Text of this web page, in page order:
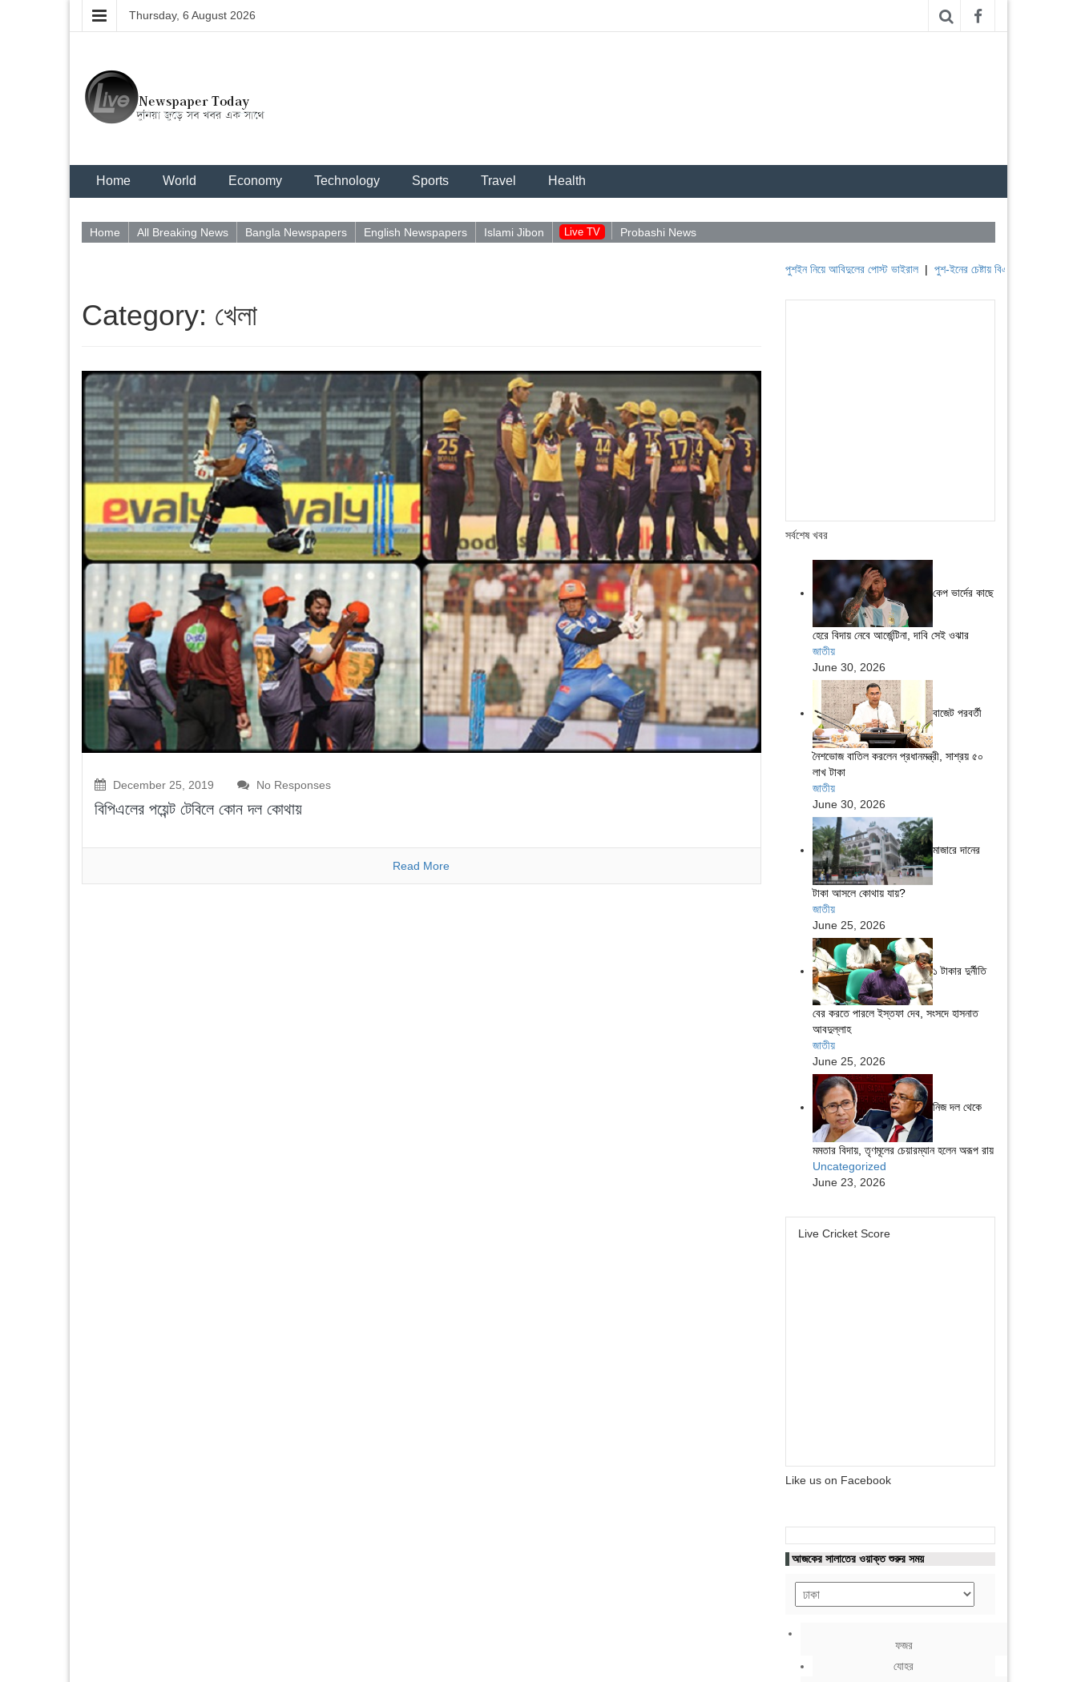
Thursday, 6 August 2026
Home World Economy Technology Sports Travel Health
Home All Breaking News Bangla Newspapers English Newspapers Islami Jibon Live TV Probashi News
পুশইন নিয়ে আবিদুলের পোস্ট ভাইরাল| পুশ-ইনের চেষ্টায় বিএসএফ, পণ্ড করছে বিজিবি
Category: খেলা
December 25, 2019 No Responses
বিপিএলের পয়েন্ট টেবিলে কোন দল কোথায়
Read More
সর্বশেষ খবর
কেপ ভার্দের কাছে
হেরে বিদায় নেবে আর্জেন্টিনা, দাবি সেই ওঝার
জাতীয়
June 30, 2026
বাজেট পরবর্তী
নৈশভোজ বাতিল করলেন প্রধানমন্ত্রী, সাশ্রয় ৫০
লাখ টাকা
জাতীয়
June 30, 2026
মাজারে দানের
টাকা আসলে কোথায় যায়?
জাতীয়
June 25, 2026
১ টাকার দুর্নীতি
বের করতে পারলে ইস্তফা দেব, সংসদে হাসনাত
আবদুল্লাহ
জাতীয়
June 25, 2026
নিজ দল থেকে
মমতার বিদায়, তৃণমূলের চেয়ারম্যান হলেন অরূপ রায়
Uncategorized
June 23, 2026
Live Cricket Score
Like us on Facebook
আজকের সালাতের ওয়াক্ত শুরুর সময়
ফজর
যোহর